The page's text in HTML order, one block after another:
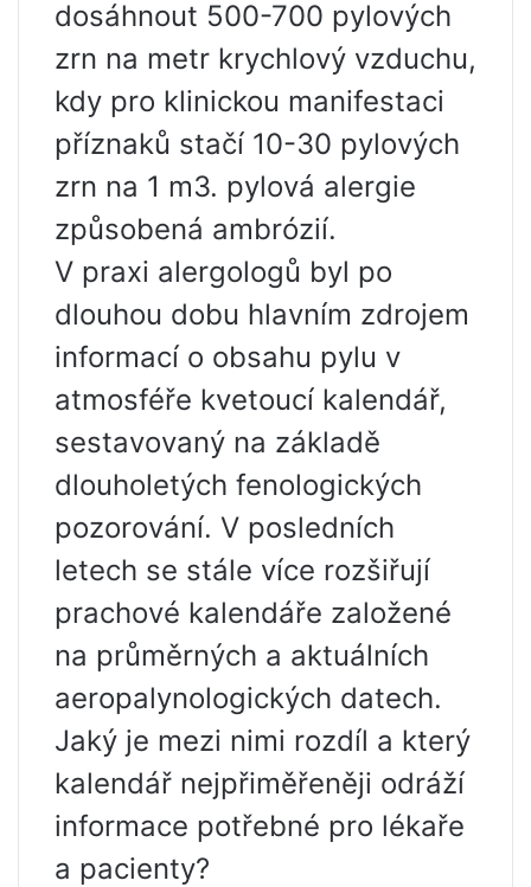
dosáhnout 500-700 pylových
zrn na metr krychlový vzduchu,
kdy pro klinickou manifestaci
příznaků stačí 10-30 pylových
zrn na 1 m3. pylová alergie
způsobená ambrózií.
V praxi alergologů byl po
dlouhou dobu hlavním zdrojem
informací o obsahu pylu v
atmosféře kvetoucí kalendář,
sestavovaný na základě
dlouholetých fenologických
pozorování. V posledních
letech se stále více rozšiřují
prachové kalendáře založené
na průměrných a aktuálních
aeropalynologických datech.
Jaký je mezi nimi rozdíl a který
kalendář nejpřiměřeněji odráží
informace potřebné pro lékaře
a pacienty?